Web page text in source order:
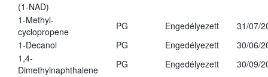
(1-NAD)
1-Methyl-
cyclopropene
PG Engedélyezett
31/07/
1-Decanol
PG Engedélyezett
30/06/
1,4-
Dimethylnaphthalene
PG Engedélyezett 30/09/